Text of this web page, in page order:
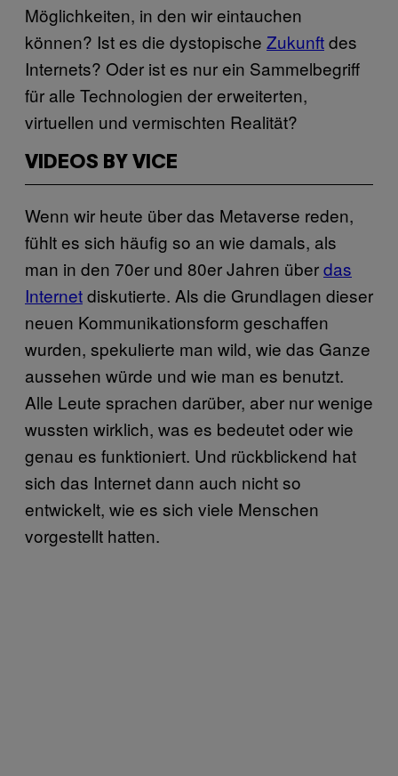
Möglichkeiten, in den wir eintauchen
können? Ist es die dystopische Zukunftdes
Internets? Oder ist es nur ein Sammelbegriff
für alle Technologien der erweiterten,
virtuellen und vermischten Realität?
VIDEOS BY VICE
Wenn wir heute über das Metaverse reden,
fühlt es sich häufig so an wie damals, als
man in den 70er und 80er Jahren überdas
Internetdiskutierte. Als die Grundlagen dieser
neuen Kommunikationsform geschaffen
wurden, spekulierte man wild, wie das Ganze
aussehen würde und wie man es benutzt.
Alle Leute sprachen darüber, aber nur wenige
wussten wirklich, was es bedeutet oder wie
genau es funktioniert. Und rückblickend hat
sich das Internet dann auch nicht so
entwickelt, wie es sich viele Menschen
vorgestellt hatten.